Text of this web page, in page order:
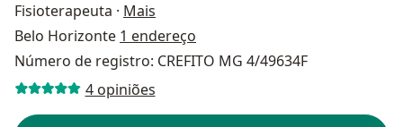
Fisioterapeuta · Mais
Belo Horizonte 1 endereço
Número de registro: CREFITO MG 4/49634F
4 opiniões